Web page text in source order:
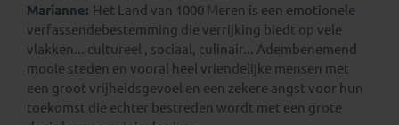
Marianne: Het Land van 1000 Meren is een emotionele
verfassendebestemming die verrijking biedt op vele
vlakken... cultureel , sociaal, culinair... Adembenemend
mooie steden en vooral heel vriendelijke mensen met
een groot vrijheidsgevoel en een zekere angst voor hun
toekomst die echter bestreden wordt met een grote